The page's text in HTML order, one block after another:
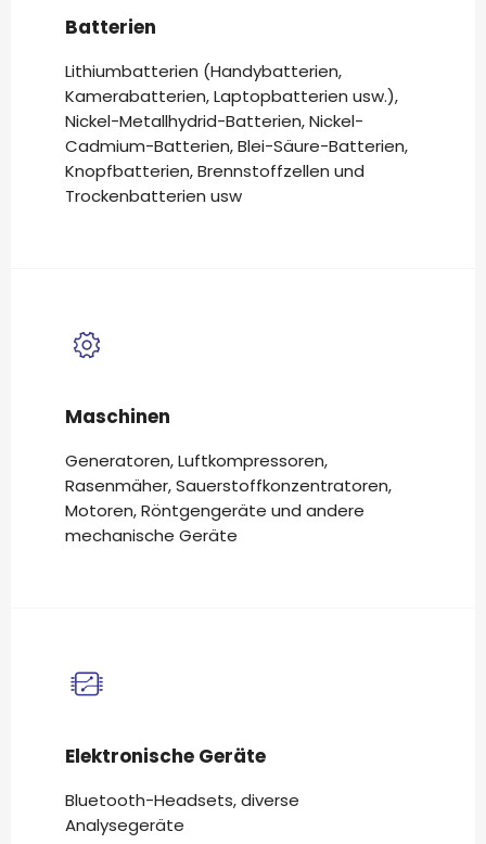
Batterien
Lithiumbatterien (Handybatterien,
Kamerabatterien, Laptopbatterien usw.),
Nickel-Metallhydrid-Batterien, Nickel-
Cadmium-Batterien, Blei-Säure-Batterien,
Knopfbatterien, Brennstoffzellen und
Trockenbatterien usw
Maschinen
Generatoren, Luftkompressoren,
Rasenmäher, Sauerstoffkonzentratoren,
Motoren, Röntgengeräte und andere
mechanische Geräte
Elektronische Geräte
Bluetooth-Headsets, diverse
Analysegeräte